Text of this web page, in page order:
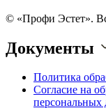
© «Профи Эстет».
Документы
Политика
Согласие на
персональных